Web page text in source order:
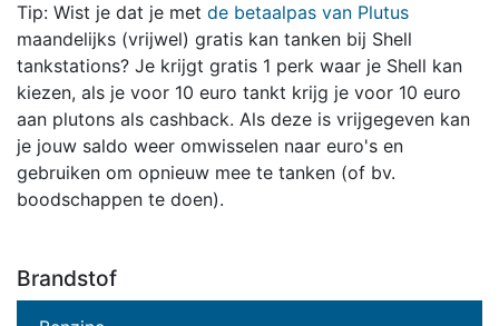
Tip: Wist je dat je met de betaalpas van Plutus
maandelijks (vrijwel) gratis kan tanken bij Shell
tankstations? Je krijgt gratis 1 perk waar je Shell kan
kiezen, als je voor 10 euro tankt krijg je voor 10 euro
aan plutons als cashback. Als deze is vrijgegeven kan
je jouw saldo weer omwisselen naar euro's en
gebruiken om opnieuw mee te tanken (of bv.
boodschappen te doen).
Brandstof